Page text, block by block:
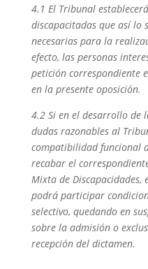
4.1 El Tribunal
discapacitadas que así lo
necesarias para la
efecto, las personas
petición correspondiente
en la presente oposición.
4.2 Si en el desarrollo de
dudas razonables al
compatibilidad funcional
recabar el
Mixta de Discapacidades,
podrá participar
selectivo, quedando en
sobre la admisión o
recepción del dictamen.